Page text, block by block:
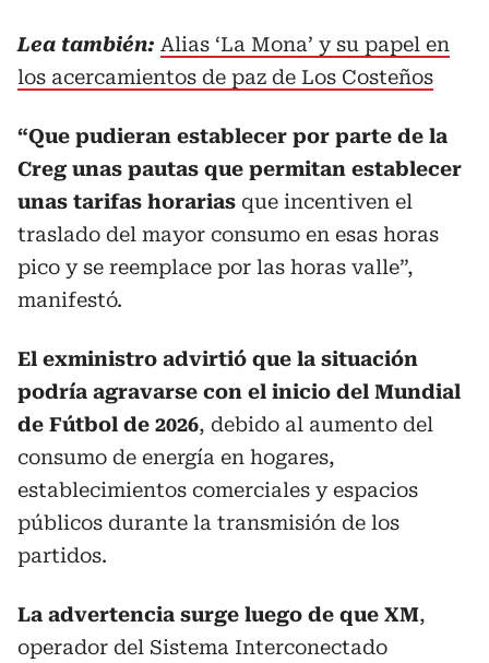
Lea también: Alias ‘La Mona’ y su papel en
los acercamientos de paz de Los Costeños
“Que pudieran establecer por parte de la
Creg unas pautas que permitan establecer
unas tarifas horarias que incentiven el
traslado del mayor consumo en esas horas
pico y se reemplace por las horas valle”,
manifestó.
El exministro advirtió que la situación
podría agravarse con el inicio del Mundial
de Fútbol de 2026, debido al aumento del
consumo de energía en hogares,
establecimientos comerciales y espacios
públicos durante la transmisión de los
partidos.
La advertencia surge luego de que XM,
operador del Sistema Interconectado